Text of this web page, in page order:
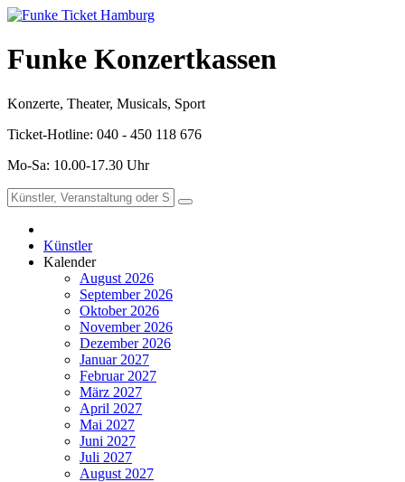
Funke Konzertkassen
Konzerte, Theater, Musicals, Sport
Ticket-Hotline: 040 - 450 118 676
Mo-Sa: 10.00-17.30 Uhr
Künstler
Kalender
August 2026
September 2026
Oktober 2026
November 2026
Dezember 2026
Januar 2027
Februar 2027
März 2027
April 2027
Mai 2027
Juni 2027
Juli 2027
August 2027